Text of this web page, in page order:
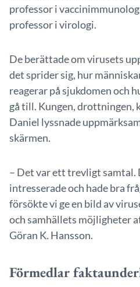
professor i
professor i virologi.
De berättade om virusets
det sprider sig, hur
reagerar på sjukdomen och
gå till. Kungen, drottningen,
Daniel lyssnade
skärmen.
– Det var ett trevligt samtal.
intresserade och hade bra
försökte vi ge en bild av
och samhällets möjligheter
Göran K. Hansson.
Förmedlar